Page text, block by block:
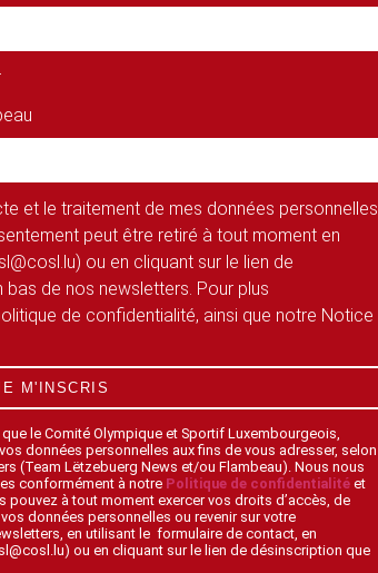
et le traitement de mes données personnelles
peut être retiré à tout moment en
ou en cliquant sur le lien de
de nos newsletters. Pour plus
de confidentialité, ainsi que notre Notice
M'INSCRIS
le Comité Olympique et Sportif Luxembourgeois,
données personnelles aux fins de vous adresser, selon
(Team Lëtzebuerg News et/ou Flambeau). Nous nous
conformément à notre Politique de confidentialité et
pouvez à tout moment exercer vos droits d’accès, de
données personnelles ou revenir sur votre
en utilisant le formulaire de contact, en
ou en cliquant sur le lien de désinscription que